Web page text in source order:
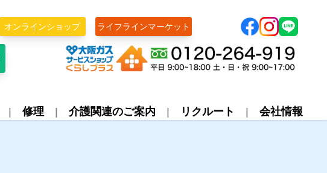
オンラインショップ ライフラインマーケット
株式会社ライフライン
修理 介護関連のご案内 リクルート 会社情報